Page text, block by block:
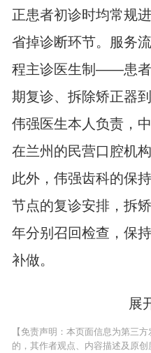
正患者初诊时均常规
省掉诊断环节。服务
程主诊医生制——患者
期复诊、拆除矫正器
伟强医生本人负责，
在兰州的民营口腔机
此外，伟强齿科的保
节点的复诊安排，拆
年分别召回检查，保
补做。
展
【免责声明：本页面信息为第三
的，其作者观点、内容描述及原